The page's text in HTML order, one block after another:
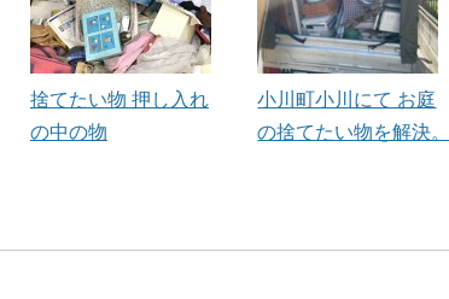
捨てたい物 押し入れ
の中の物
小川町小川にて お庭
の捨てたい物を解決